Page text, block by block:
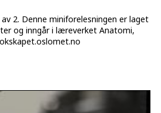
2. Denne miniforelesningen er laget
og inngår i læreverket Anatomi,